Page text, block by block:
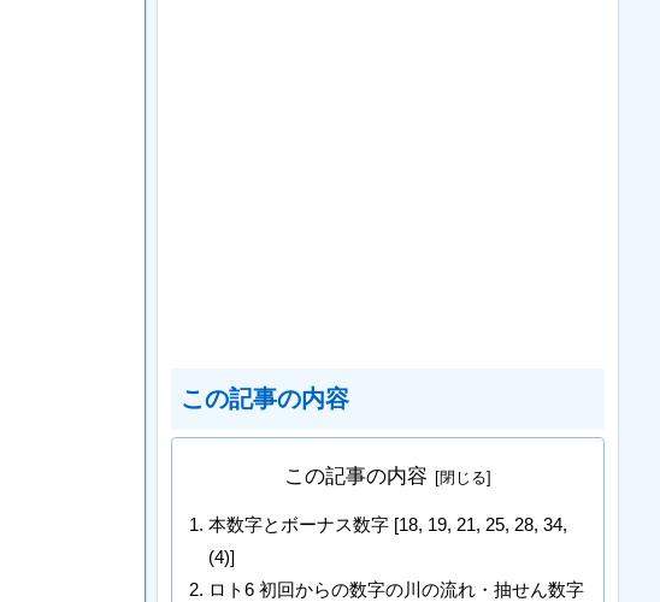
この記事の内容
この記事の内容
本数字とボーナス数字 [18, 19, 21, 25, 28, 34,
(4)]
ロト6 初回からの数字の川の流れ・抽せん数字